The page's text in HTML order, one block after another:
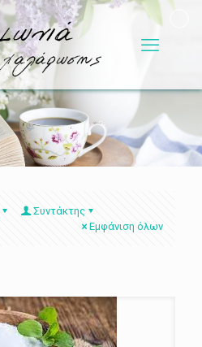
Συντάκτης
Εμφάνιση όλων